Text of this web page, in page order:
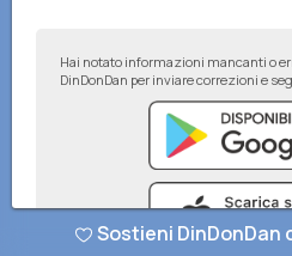
Hai notato informazioni mancanti o
DinDonDan per inviare correzioni e
Sostieni DinDonDan